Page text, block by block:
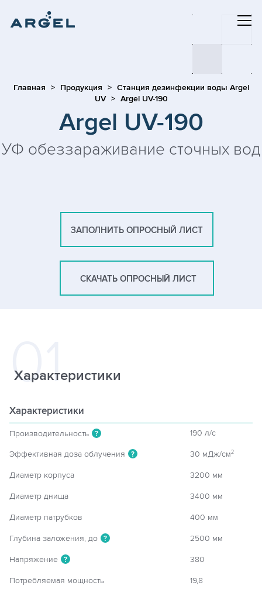
Главная Продукция
Станция дезинфекции воды Argel
UV
Argel UV-190
Argel UV-190
УФ обеззараживание сточных вод
ЗАПОЛНИТЬ ОПРОСНЫЙ ЛИСТ
СКАЧАТЬ ОПРОСНЫЙ ЛИСТ
Характеристики
Характеристики
Производительность ? 190 л/c
Эффективная доза облучения ? 30 мДж/см2
Диаметр корпуса 3200 мм
Диаметр днища 3400 мм
Диаметр патрубков 400 мм
Глубина заложения, до ? 2500 мм
Напряжение ? 380
Потребляемая мощность 19,8